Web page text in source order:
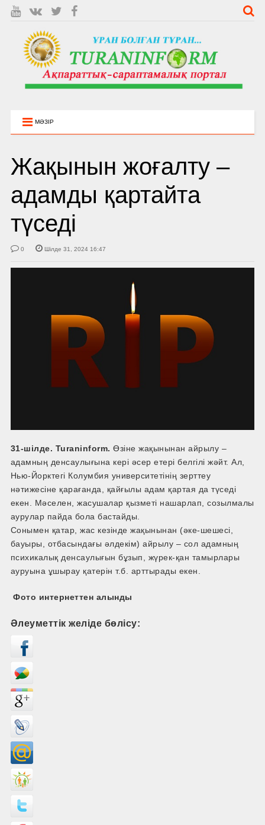
МӘЗІР
Жақынын жоғалту –
адамды қартайта
түседі
0 Шілде 31, 2024 16:47
31-шілде. Turaninform. Өзіне жақынынан айрылу –
адамның денсаулығына кері әсер етері белгілі жәйт. Ал,
Нью-Йорктегі Колумбия университетінің зерттеу
нәтижесіне қарағанда, қайғылы адам қартая да түседі
екен. Мәселен, жасушалар қызметі нашарлап, созылмалы
аурулар пайда бола бастайды.
Сонымен қатар, жас кезінде жақынынан (әке-шешесі,
бауыры, отбасындағы әлдекім) айрылу – сол адамның
психикалық денсаулығын бұзып, жүрек-қан тамырлары
ауруына ұшырау қатерін т.б. арттырады екен.
Фото интернеттен алынды
Әлеуметтік желіде бөлісу: